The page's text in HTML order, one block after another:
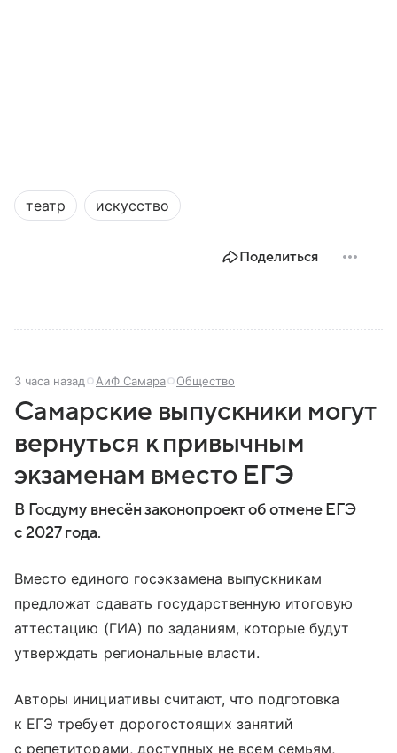
театр искусство
Поделиться
3 часа назад АиФ Самара Общество
Самарские выпускники могут
вернуться к привычным
экзаменам вместо ЕГЭ
В Госдуму внесён законопроект об отмене ЕГЭ
с 2027 года.
Вместо единого госэкзамена выпускникам
предложат сдавать государственную итоговую
аттестацию (ГИА) по заданиям, которые будут
утверждать региональные власти.
Авторы инициативы считают, что подготовка
к ЕГЭ требует дорогостоящих занятий
с репетиторами, доступных не всем семьям,